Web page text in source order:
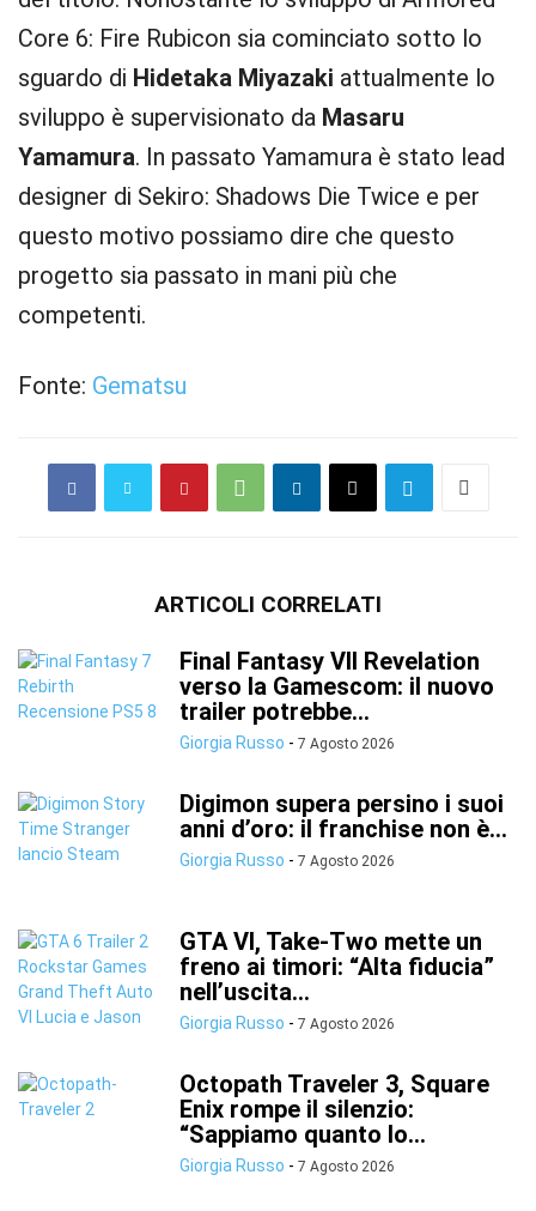
Core 6: Fire Rubicon sia cominciato sotto lo
sguardo di Hidetaka Miyazaki attualmente lo
sviluppo è supervisionato da Masaru
Yamamura. In passato Yamamura è stato lead
designer di Sekiro: Shadows Die Twice e per
questo motivo possiamo dire che questo
progetto sia passato in mani più che
competenti.
Fonte: Gematsu
ARTICOLI CORRELATI
Final Fantasy VII Revelation
verso la Gamescom: il nuovo
trailer potrebbe...
Giorgia Russo - 7 Agosto 2026
Digimon supera persino i suoi
anni d’oro: il franchise non è...
Giorgia Russo - 7 Agosto 2026
GTA VI, Take-Two mette un
freno ai timori: “Alta fiducia”
nell’uscita...
Giorgia Russo - 7 Agosto 2026
Octopath Traveler 3, Square
Enix rompe il silenzio:
“Sappiamo quanto lo...
Giorgia Russo - 7 Agosto 2026